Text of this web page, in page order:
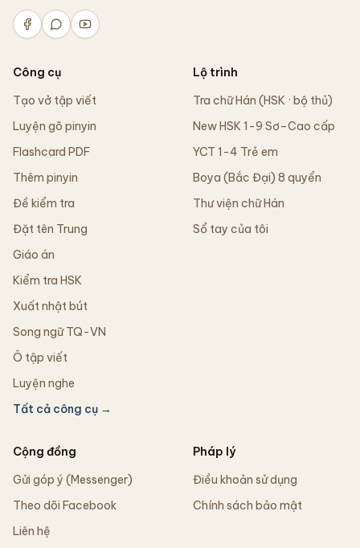
Công cụ
Tạo vở tập viết
Luyện gõ pinyin
Flashcard PDF
Thêm pinyin
Đề kiểm tra
Đặt tên Trung
Giáo án
Kiểm tra HSK
Xuất nhật bút
Song ngữ TQ-VN
Ô tập viết
Luyện nghe
Tất cả công cụ →
Lộ trình
Tra chữ Hán (HSK · bộ thủ)
New HSK 1-9 Sơ–Cao cấp
YCT 1-4 Trẻ em
Boya (Bắc Đại) 8 quyển
Thư viện chữ Hán
Sổ tay của tôi
Cộng đồng
Gửi góp ý (Messenger)
Theo dõi Facebook
Liên hệ
Pháp lý
Điều khoản sử dụng
Chính sách bảo mật